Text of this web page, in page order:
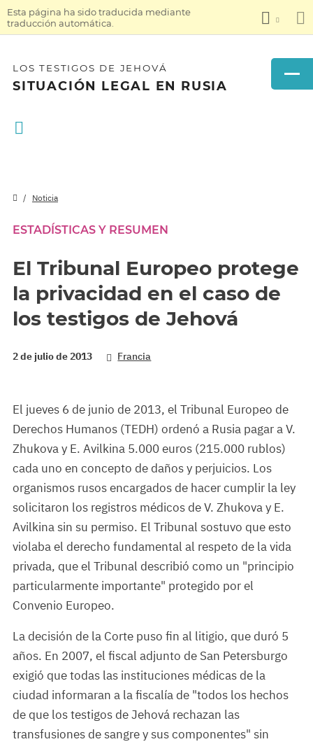
Esta página ha sido traducida mediante
traducción automática.
LOS TESTIGOS DE JEHOVÁ
SITUACIÓN LEGAL EN RUSIA
Noticia
ESTADÍSTICAS Y RESUMEN
El Tribunal Europeo protege
la privacidad en el caso de
los testigos de Jehová
2 de julio de 2013 Francia
El jueves 6 de junio de 2013, el Tribunal Europeo de
Derechos Humanos (TEDH) ordenó a Rusia pagar a V.
Zhukova y E. Avilkina 5.000 euros (215.000 rublos)
cada uno en concepto de daños y perjuicios. Los
organismos rusos encargados de hacer cumplir la ley
solicitaron los registros médicos de V. Zhukova y E.
Avilkina sin su permiso. El Tribunal sostuvo que esto
violaba el derecho fundamental al respeto de la vida
privada, que el Tribunal describió como un "principio
particularmente importante" protegido por el
Convenio Europeo.
La decisión de la Corte puso fin al litigio, que duró 5
años. En 2007, el fiscal adjunto de San Petersburgo
exigió que todas las instituciones médicas de la
ciudad informaran a la fiscalía de "todos los hechos
de que los testigos de Jehová rechazan las
transfusiones de sangre y sus componentes" sin